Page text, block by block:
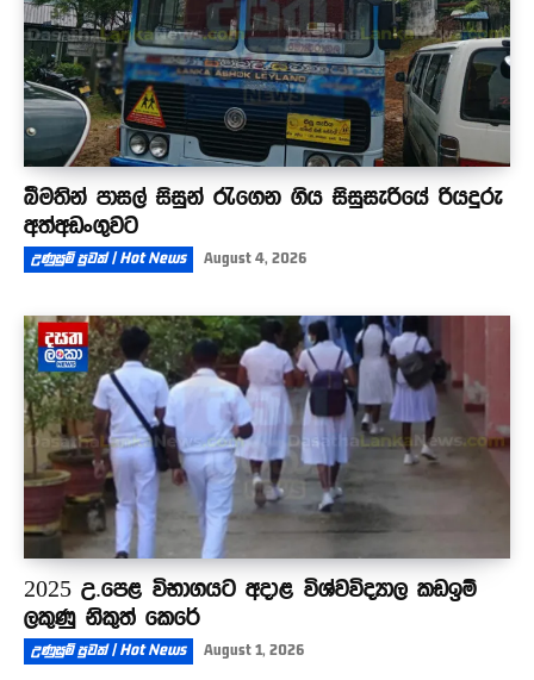
බීමතින් පාසල් සිසුන් රැගෙන ගිය සිසුසැරියේ රියදුරු
අත්අඩංගුවට
උණුසුම් පුවත් | Hot News August 4, 2026
2025 උ.පෙළ විභාගයට අදාළ විශ්වවිද්‍යාල කඩඉම්
ලකුණු නිකුත් කෙරේ
උණුසුම් පුවත් | Hot News August 1, 2026